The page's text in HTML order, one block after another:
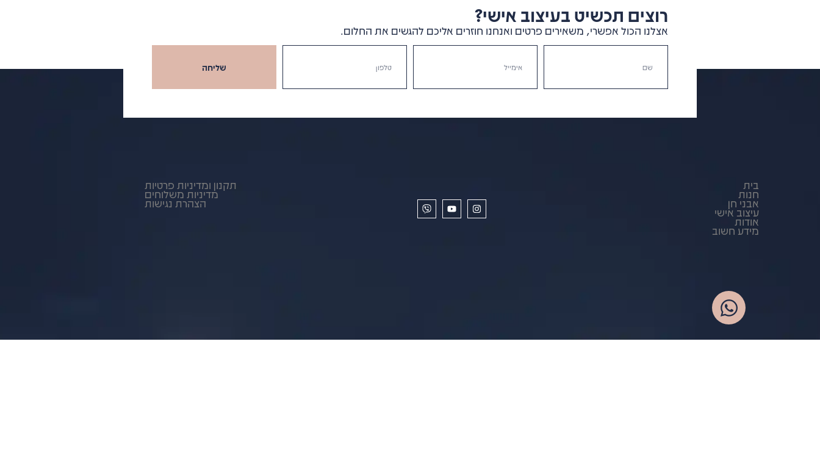
רוצים תכשיט בעיצוב אישי?
אצלנו הכול אפשרי, משאירים פרטים ואנחנו חוזרים אליכם להגשים את החלום.
שליחה
בית
חנות
אבני חן
עיצוב אישי
אודות
מידע חשוב
תקנון ומדיניות פרטיות
מדיניות משלוחים
הצהרת נגישות